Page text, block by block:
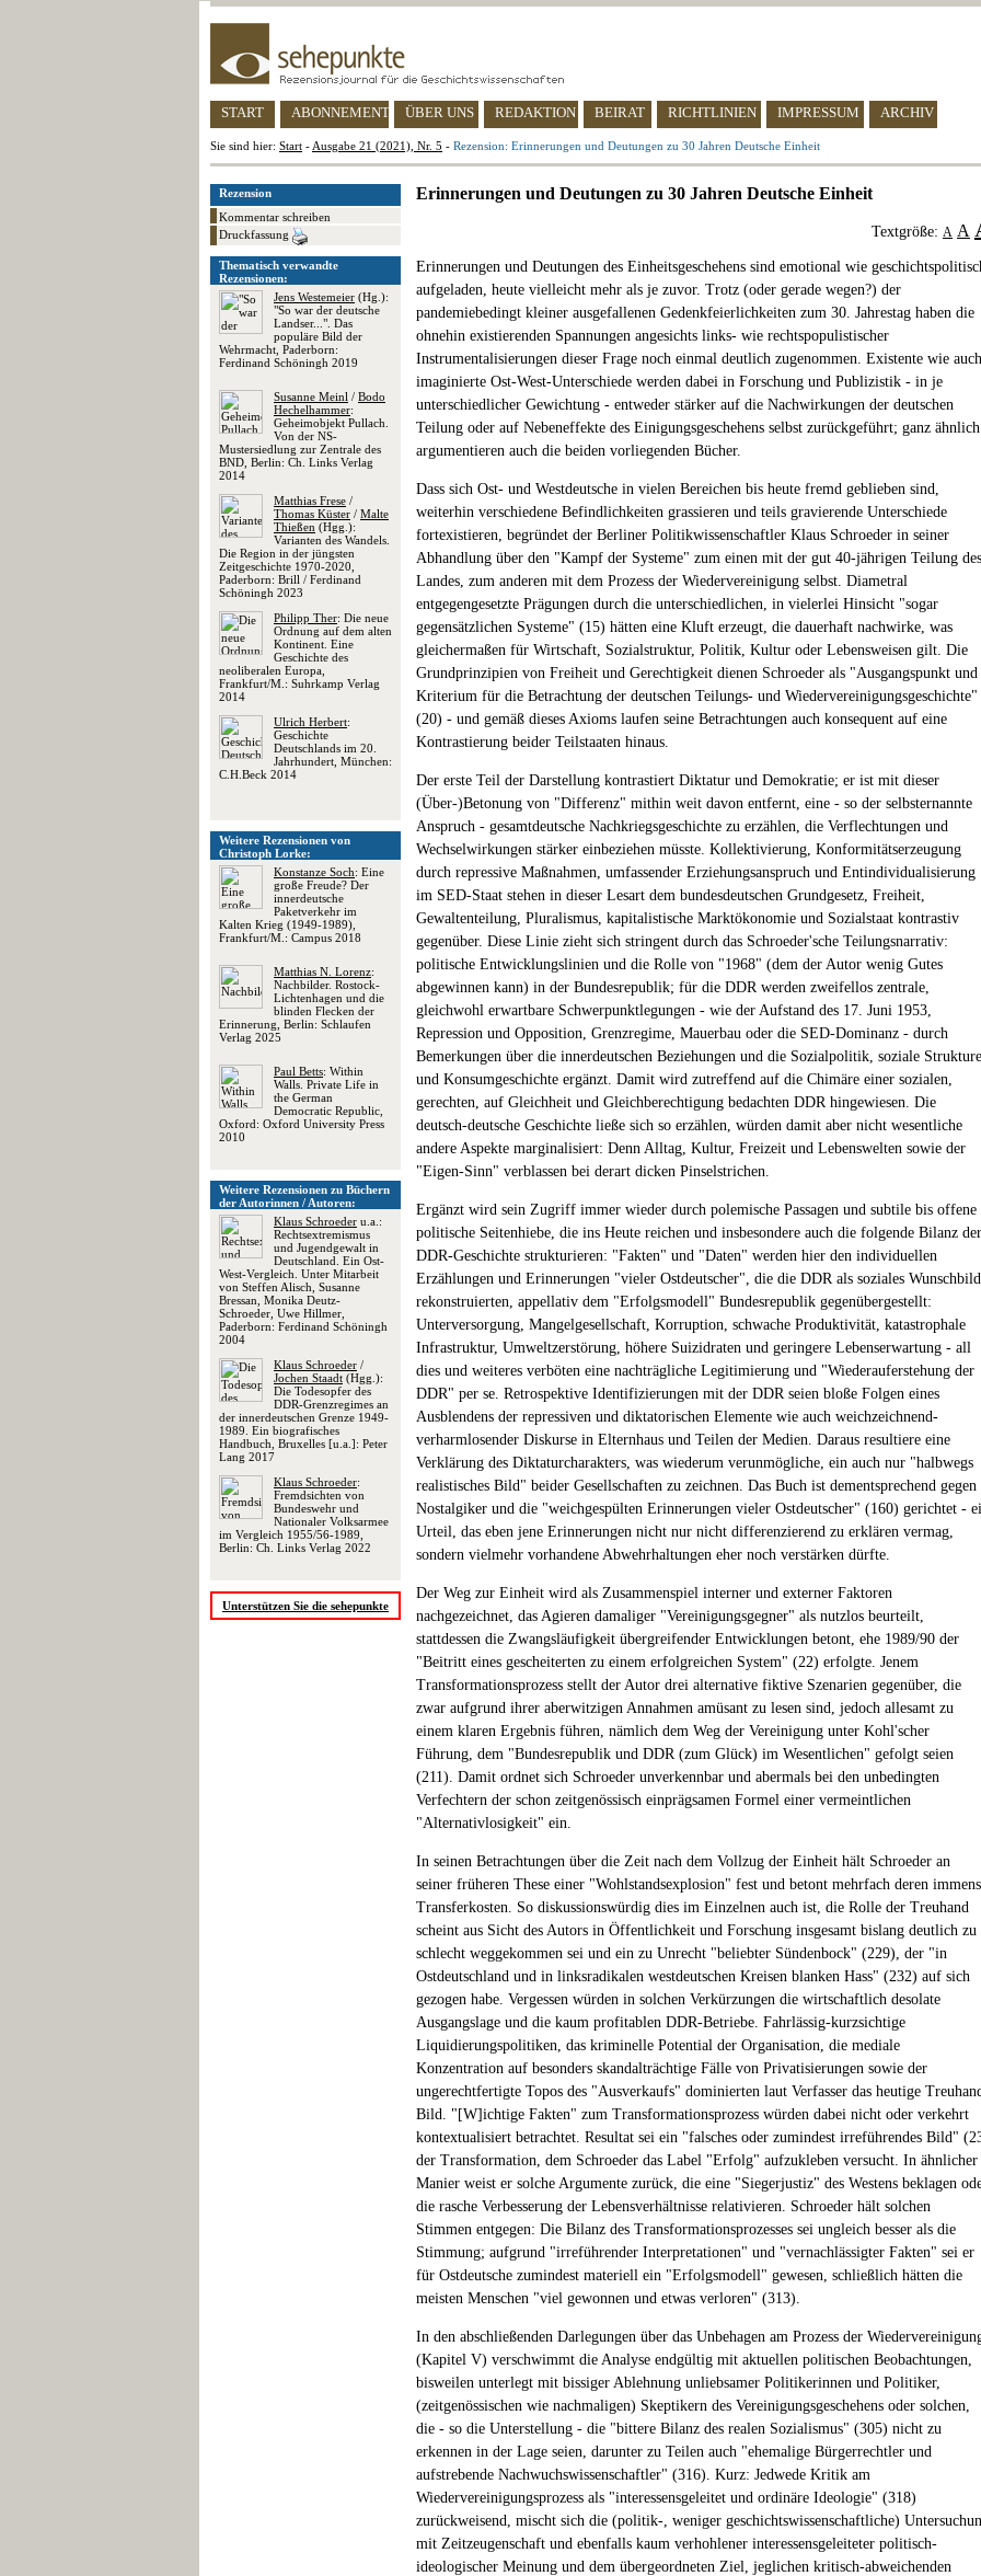
START ABONNEMENT ÜBER UNS REDAKTION BEIRAT RICHTLINIEN IMPRESSUM ARCHIV
Sie sind hier: Start - Ausgabe 21 (2021), Nr. 5 - Rezension: Erinnerungen und Deutungen zu 30 Jahren Deutsche Einheit
Rezension
Kommentar schreiben
Druckfassung
Thematisch verwandte
Rezensionen:
Jens Westemeier (Hg.):
"So war der deutsche
Landser...". Das
populäre Bild der
Wehrmacht, Paderborn:
Ferdinand Schöningh 2019
Susanne Meinl / Bodo
Hechelhammer:
Geheimobjekt Pullach.
Von der NS-
Mustersiedlung zur Zentrale des
BND, Berlin: Ch. Links Verlag
2014
Matthias Frese /
Thomas Küster / Malte
Thießen (Hgg.):
Varianten des Wandels.
Die Region in der jüngsten
Zeitgeschichte 1970-2020,
Paderborn: Brill / Ferdinand
Schöningh 2023
Philipp Ther: Die neue
Ordnung auf dem alten
Kontinent. Eine
Geschichte des
neoliberalen Europa,
Frankfurt/M.: Suhrkamp Verlag
2014
Ulrich Herbert:
Geschichte
Deutschlands im 20.
Jahrhundert, München:
C.H.Beck 2014
Weitere Rezensionen von
Christoph Lorke:
Konstanze Soch: Eine
große Freude? Der
innerdeutsche
Paketverkehr im
Kalten Krieg (1949-1989),
Frankfurt/M.: Campus 2018
Matthias N. Lorenz:
Nachbilder. Rostock-
Lichtenhagen und die
blinden Flecken der
Erinnerung, Berlin: Schlaufen
Verlag 2025
Paul Betts: Within
Walls. Private Life in
the German
Democratic Republic,
Oxford: Oxford University Press
2010
Weitere Rezensionen zu Büchern
der Autorinnen / Autoren:
Klaus Schroeder u.a.:
Rechtsextremismus
und Jugendgewalt in
Deutschland. Ein Ost-
West-Vergleich. Unter Mitarbeit
von Steffen Alisch, Susanne
Bressan, Monika Deutz-
Schroeder, Uwe Hillmer,
Paderborn: Ferdinand Schöningh
2004
Klaus Schroeder /
Jochen Staadt (Hgg.):
Die Todesopfer des
DDR-Grenzregimes an
der innerdeutschen Grenze 1949-
1989. Ein biografisches
Handbuch, Bruxelles [u.a.]: Peter
Lang 2017
Klaus Schroeder:
Fremdsichten von
Bundeswehr und
Nationaler Volksarmee
im Vergleich 1955/56-1989,
Berlin: Ch. Links Verlag 2022
Unterstützen Sie die sehepunkte
Erinnerungen und Deutungen zu 30 Jahren Deutsche Einheit
Textgröße: A A
Erinnerungen und Deutungen des Einheitsgeschehens sind emotional wie
aufgeladen, heute vielleicht mehr als je zuvor. Trotz (oder gerade wegen?) der
pandemiebedingt kleiner ausgefallenen Gedenkfeierlichkeiten zum 30. Jahrestag haben die
ohnehin existierenden Spannungen angesichts links- wie rechtspopulistischer
Instrumentalisierungen dieser Frage noch einmal deutlich zugenommen. Existente wie auch
imaginierte Ost-West-Unterschiede werden dabei in Forschung und Publizistik - in je
unterschiedlicher Gewichtung - entweder stärker auf die Nachwirkungen der deutschen
Teilung oder auf Nebeneffekte des Einigungsgeschehens selbst zurückgeführt; ganz ähnlich
argumentieren auch die beiden vorliegenden Bücher.
Dass sich Ost- und Westdeutsche in vielen Bereichen bis heute fremd geblieben sind,
weiterhin verschiedene Befindlichkeiten grassieren und teils gravierende Unterschiede
fortexistieren, begründet der Berliner Politikwissenschaftler Klaus Schroeder in seiner
Abhandlung über den "Kampf der Systeme" zum einen mit der gut 40-jährigen Teilung des
Landes, zum anderen mit dem Prozess der Wiedervereinigung selbst. Diametral
entgegengesetzte Prägungen durch die unterschiedlichen, in vielerlei Hinsicht "sogar
gegensätzlichen Systeme" (15) hätten eine Kluft erzeugt, die dauerhaft nachwirke, was
gleichermaßen für Wirtschaft, Sozialstruktur, Politik, Kultur oder Lebensweisen gilt. Die
Grundprinzipien von Freiheit und Gerechtigkeit dienen Schroeder als "Ausgangspunkt und
Kriterium für die Betrachtung der deutschen Teilungs- und Wiedervereinigungsgeschichte"
(20) - und gemäß dieses Axioms laufen seine Betrachtungen auch konsequent auf eine
Kontrastierung beider Teilstaaten hinaus.
Der erste Teil der Darstellung kontrastiert Diktatur und Demokratie; er ist mit dieser
(Über-)Betonung von "Differenz" mithin weit davon entfernt, eine - so der selbsternannte
Anspruch - gesamtdeutsche Nachkriegsgeschichte zu erzählen, die Verflechtungen und
Wechselwirkungen stärker einbeziehen müsste. Kollektivierung, Konformitätserzeugung
durch repressive Maßnahmen, umfassender Erziehungsanspruch und Entindividualisierung
im SED-Staat stehen in dieser Lesart dem bundesdeutschen Grundgesetz, Freiheit,
Gewaltenteilung, Pluralismus, kapitalistische Marktökonomie und Sozialstaat kontrastiv
gegenüber. Diese Linie zieht sich stringent durch das Schroeder'sche Teilungsnarrativ:
politische Entwicklungslinien und die Rolle von "1968" (dem der Autor wenig Gutes
abgewinnen kann) in der Bundesrepublik; für die DDR werden zweifellos zentrale,
gleichwohl erwartbare Schwerpunktlegungen - wie der Aufstand des 17. Juni 1953,
Repression und Opposition, Grenzregime, Mauerbau oder die SED-Dominanz - durch
Bemerkungen über die innerdeutschen Beziehungen und die Sozialpolitik, soziale
und Konsumgeschichte ergänzt. Damit wird zutreffend auf die Chimäre einer sozialen,
gerechten, auf Gleichheit und Gleichberechtigung bedachten DDR hingewiesen. Die
deutsch-deutsche Geschichte ließe sich so erzählen, würden damit aber nicht wesentliche
andere Aspekte marginalisiert: Denn Alltag, Kultur, Freizeit und Lebenswelten sowie der
"Eigen-Sinn" verblassen bei derart dicken Pinselstrichen.
Ergänzt wird sein Zugriff immer wieder durch polemische Passagen und subtile bis offene
politische Seitenhiebe, die ins Heute reichen und insbesondere auch die folgende Bilanz der
DDR-Geschichte strukturieren: "Fakten" und "Daten" werden hier den individuellen
Erzählungen und Erinnerungen "vieler Ostdeutscher", die die DDR als soziales Wunschbild
rekonstruierten, appellativ dem "Erfolgsmodell" Bundesrepublik gegenübergestellt:
Unterversorgung, Mangelgesellschaft, Korruption, schwache Produktivität, katastrophale
Infrastruktur, Umweltzerstörung, höhere Suizidraten und geringere Lebenserwartung - all
dies und weiteres verböten eine nachträgliche Legitimierung und "Wiederauferstehung der
DDR" per se. Retrospektive Identifizierungen mit der DDR seien bloße Folgen eines
Ausblendens der repressiven und diktatorischen Elemente wie auch weichzeichnend-
verharmlosender Diskurse in Elternhaus und Teilen der Medien. Daraus resultiere eine
Verklärung des Diktaturcharakters, was wiederum verunmögliche, ein auch nur "halbwegs
realistisches Bild" beider Gesellschaften zu zeichnen. Das Buch ist dementsprechend gegen
Nostalgiker und die "weichgespülten Erinnerungen vieler Ostdeutscher" (160) gerichtet -
Urteil, das eben jene Erinnerungen nicht nur nicht differenzierend zu erklären vermag,
sondern vielmehr vorhandene Abwehrhaltungen eher noch verstärken dürfte.
Der Weg zur Einheit wird als Zusammenspiel interner und externer Faktoren
nachgezeichnet, das Agieren damaliger "Vereinigungsgegner" als nutzlos beurteilt,
stattdessen die Zwangsläufigkeit übergreifender Entwicklungen betont, ehe 1989/90 der
"Beitritt eines gescheiterten zu einem erfolgreichen System" (22) erfolgte. Jenem
Transformationsprozess stellt der Autor drei alternative fiktive Szenarien gegenüber, die
zwar aufgrund ihrer aberwitzigen Annahmen amüsant zu lesen sind, jedoch allesamt zu
einem klaren Ergebnis führen, nämlich dem Weg der Vereinigung unter Kohl'scher
Führung, dem "Bundesrepublik und DDR (zum Glück) im Wesentlichen" gefolgt seien
(211). Damit ordnet sich Schroeder unverkennbar und abermals bei den unbedingten
Verfechtern der schon zeitgenössisch einprägsamen Formel einer vermeintlichen
"Alternativlosigkeit" ein.
In seinen Betrachtungen über die Zeit nach dem Vollzug der Einheit hält Schroeder an
seiner früheren These einer "Wohlstandsexplosion" fest und betont mehrfach deren
Transferkosten. So diskussionswürdig dies im Einzelnen auch ist, die Rolle der Treuhand
scheint aus Sicht des Autors in Öffentlichkeit und Forschung insgesamt bislang deutlich zu
schlecht weggekommen sei und ein zu Unrecht "beliebter Sündenbock" (229), der "in
Ostdeutschland und in linksradikalen westdeutschen Kreisen blanken Hass" (232) auf sich
gezogen habe. Vergessen würden in solchen Verkürzungen die wirtschaftlich desolate
Ausgangslage und die kaum profitablen DDR-Betriebe. Fahrlässig-kurzsichtige
Liquidierungspolitiken, das kriminelle Potential der Organisation, die mediale
Konzentration auf besonders skandalträchtige Fälle von Privatisierungen sowie der
ungerechtfertigte Topos des "Ausverkaufs" dominierten laut Verfasser das heutige
Bild. "[W]ichtige Fakten" zum Transformationsprozess würden dabei nicht oder verkehrt
kontextualisiert betrachtet. Resultat sei ein "falsches oder zumindest irreführendes Bild"
der Transformation, dem Schroeder das Label "Erfolg" aufzukleben versucht. In ähnlicher
Manier weist er solche Argumente zurück, die eine "Siegerjustiz" des Westens beklagen
die rasche Verbesserung der Lebensverhältnisse relativieren. Schroeder hält solchen
Stimmen entgegen: Die Bilanz des Transformationsprozesses sei ungleich besser als die
Stimmung; aufgrund "irreführender Interpretationen" und "vernachlässigter Fakten" sei er
für Ostdeutsche zumindest materiell ein "Erfolgsmodell" gewesen, schließlich hätten die
meisten Menschen "viel gewonnen und etwas verloren" (313).
In den abschließenden Darlegungen über das Unbehagen am Prozess der
(Kapitel V) verschwimmt die Analyse endgültig mit aktuellen politischen Beobachtungen,
bisweilen unterlegt mit bissiger Ablehnung unliebsamer Politikerinnen und Politiker,
(zeitgenössischen wie nachmaligen) Skeptikern des Vereinigungsgeschehens oder solchen,
die - so die Unterstellung - die "bittere Bilanz des realen Sozialismus" (305) nicht zu
erkennen in der Lage seien, darunter zu Teilen auch "ehemalige Bürgerrechtler und
aufstrebende Nachwuchswissenschaftler" (316). Kurz: Jedwede Kritik am
Wiedervereinigungsprozess als "interessensgeleitet und ordinäre Ideologie" (318)
zurückweisend, mischt sich die (politik-, weniger geschichtswissenschaftliche)
mit Zeitzeugenschaft und ebenfalls kaum verhohlener interessensgeleiteter politisch-
ideologischer Meinung und dem übergeordneten Ziel, jeglichen kritisch-abweichenden